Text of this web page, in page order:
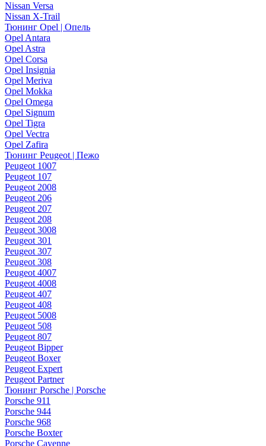
Nissan Versa
Nissan X-Trail
Тюнинг Opel | Опель
Opel Antara
Opel Astra
Opel Corsa
Opel Insignia
Opel Meriva
Opel Mokka
Opel Omega
Opel Signum
Opel Tigra
Opel Vectra
Opel Zafira
Тюнинг Peugeot | Пежо
Peugeot 1007
Peugeot 107
Peugeot 2008
Peugeot 206
Peugeot 207
Peugeot 208
Peugeot 3008
Peugeot 301
Peugeot 307
Peugeot 308
Peugeot 4007
Peugeot 4008
Peugeot 407
Peugeot 408
Peugeot 5008
Peugeot 508
Peugeot 807
Peugeot Bipper
Peugeot Boxer
Peugeot Expert
Peugeot Partner
Тюнинг Porsche | Porsche
Porsche 911
Porsche 944
Porsche 968
Porsche Boxter
Porsche Cayenne